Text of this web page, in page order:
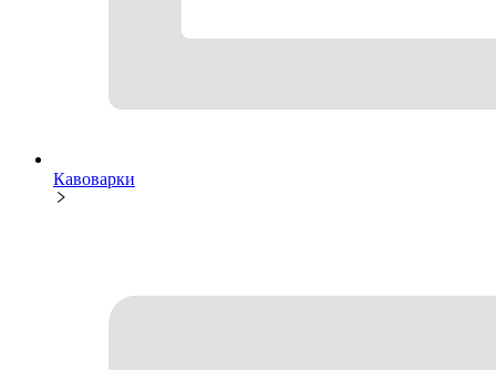
Кавоварки